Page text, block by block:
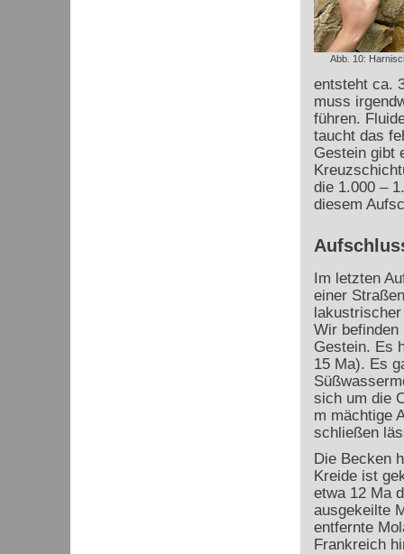
Abb. 10:
entsteht ca.
muss
führen.
taucht das
Gestein gibt
die 1.000 –
diesem
Im letzten
einer
Wir befinden
Gestein. Es
15 Ma). Es
sich um die
m mächtige
schließen
Die Becken
Kreide ist
etwa 12 Ma
ausgekeilte
entfernte
Frankreich